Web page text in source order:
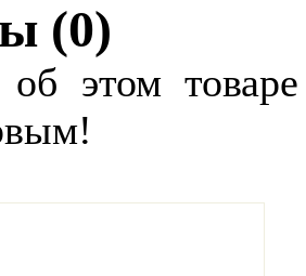
(0)
об этом